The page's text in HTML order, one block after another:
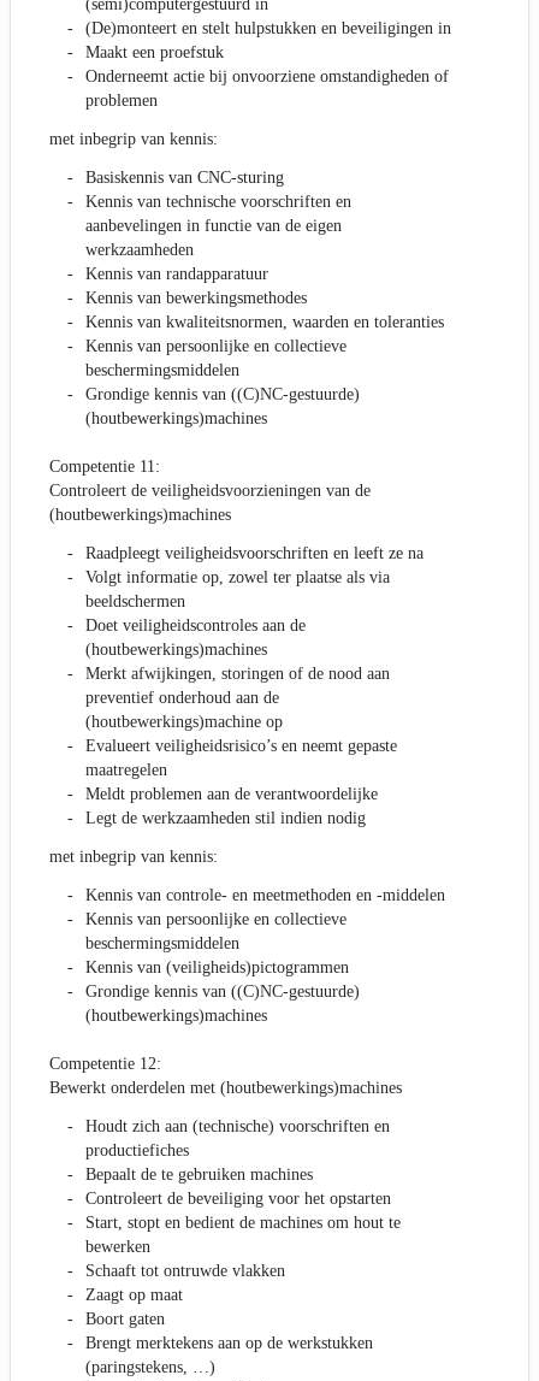
(semi)computergestuurd in
(De)monteert en stelt hulpstukken en beveiligingen in
Maakt een proefstuk
Onderneemt actie bij onvoorziene omstandigheden of
problemen
met inbegrip van kennis:
Basiskennis van CNC-sturing
Kennis van technische voorschriften en
aanbevelingen in functie van de eigen
werkzaamheden
Kennis van randapparatuur
Kennis van bewerkingsmethodes
Kennis van kwaliteitsnormen, waarden en toleranties
Kennis van persoonlijke en collectieve
beschermingsmiddelen
Grondige kennis van ((C)NC-gestuurde)
(houtbewerkings)machines
Competentie 11:
Controleert de veiligheidsvoorzieningen van de
(houtbewerkings)machines
Raadpleegt veiligheidsvoorschriften en leeft ze na
Volgt informatie op, zowel ter plaatse als via
beeldschermen
Doet veiligheidscontroles aan de
(houtbewerkings)machines
Merkt afwijkingen, storingen of de nood aan
preventief onderhoud aan de
(houtbewerkings)machine op
Evalueert veiligheidsrisico’s en neemt gepaste
maatregelen
Meldt problemen aan de verantwoordelijke
Legt de werkzaamheden stil indien nodig
met inbegrip van kennis:
Kennis van controle- en meetmethoden en -middelen
Kennis van persoonlijke en collectieve
beschermingsmiddelen
Kennis van (veiligheids)pictogrammen
Grondige kennis van ((C)NC-gestuurde)
(houtbewerkings)machines
Competentie 12:
Bewerkt onderdelen met (houtbewerkings)machines
Houdt zich aan (technische) voorschriften en
productiefiches
Bepaalt de te gebruiken machines
Controleert de beveiliging voor het opstarten
Start, stopt en bedient de machines om hout te
bewerken
Schaaft tot ontruwde vlakken
Zaagt op maat
Boort gaten
Brengt merktekens aan op de werkstukken
(paringstekens, …)